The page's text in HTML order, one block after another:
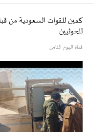
كمين للقوات السعودية من
للحوثيين
قناة اليوم الثامن